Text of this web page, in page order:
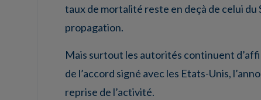
taux de mortalité reste en deçà de celui du
propagation.
Mais surtout les autorités continuent
de l’accord signé avec les Etats-Unis,
reprise de l’activité.